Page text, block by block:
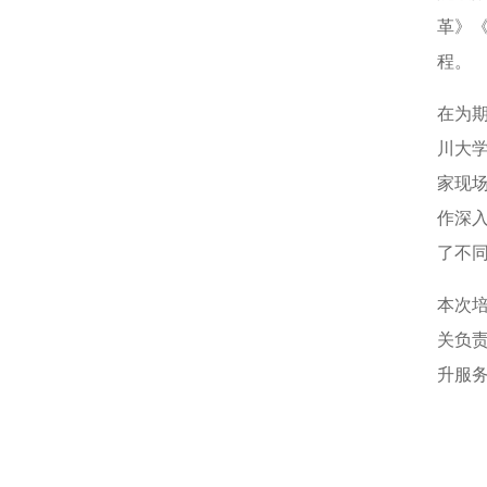
革》
程。
在为
川大
家现
作深
了不
本次
关负
升服